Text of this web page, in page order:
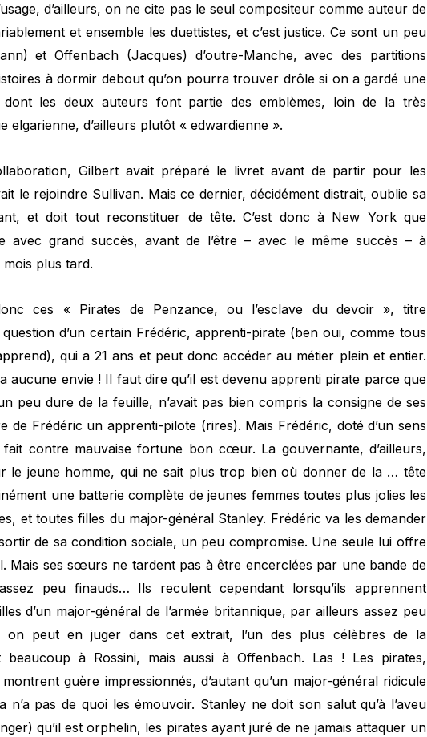
d’ailleurs, on ne cite pas le seul compositeur comme auteur de
et ensemble les duettistes, et c’est justice. Ce sont un peu
et Offenbach (Jacques) d’outre-Manche, avec des partitions
à dormir debout qu’on pourra trouver drôle si on a gardé une
dont les deux auteurs font partie des emblèmes, loin de la très
elgarienne, d’ailleurs plutôt « edwardienne ».
Gilbert avait préparé le livret avant de partir pour les
le rejoindre Sullivan. Mais ce dernier, décidément distrait, oublie sa
et doit tout reconstituer de tête. C’est donc à New York que
avec grand succès, avant de l’être – avec le même succès – à
plus tard.
ces « Pirates de Penzance, ou l’esclave du devoir », titre
d’un certain Frédéric, apprenti-pirate (ben oui, comme tous
qui a 21 ans et peut donc accéder au métier plein et entier.
aucune envie ! Il faut dire qu’il est devenu apprenti pirate parce que
peu dure de la feuille, n’avait pas bien compris la consigne de ses
de Frédéric un apprenti-pilote (rires). Mais Frédéric, doté d’un sens
contre mauvaise fortune bon cœur. La gouvernante, d’ailleurs,
le jeune homme, qui ne sait plus trop bien où donner de la … tête
une batterie complète de jeunes femmes toutes plus jolies les
et toutes filles du major-général Stanley. Frédéric va les demander
de sa condition sociale, un peu compromise. Une seule lui offre
Mais ses sœurs ne tardent pas à être encerclées par une bande de
peu finauds… Ils reculent cependant lorsqu’ils apprennent
d’un major-général de l’armée britannique, par ailleurs assez peu
on peut en juger dans cet extrait, l’un des plus célèbres de la
beaucoup à Rossini, mais aussi à Offenbach. Las ! Les pirates,
guère impressionnés, d’autant qu’un major-général ridicule
n’a pas de quoi les émouvoir. Stanley ne doit son salut qu’à l’aveu
qu’il est orphelin, les pirates ayant juré de ne jamais attaquer un